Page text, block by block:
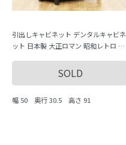
引出しキャビネット デンタルキャビネ
ット 日本製 大正ロマン 昭和レトロ 薄
SOLD
幅 50 奥行 30.5 高さ 91